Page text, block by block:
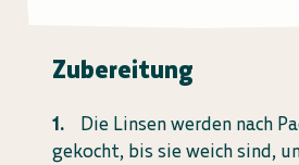
Zubereitung
Die Linsen werden nach
gekocht, bis sie weich sind,